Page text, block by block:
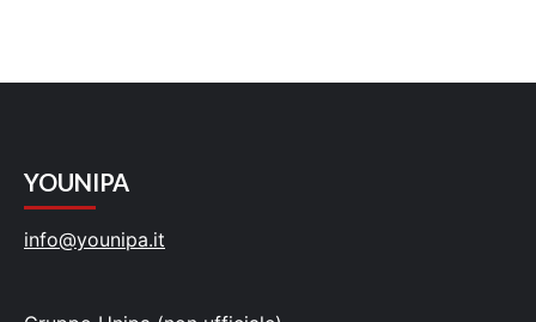
YOUNIPA
info@younipa.it